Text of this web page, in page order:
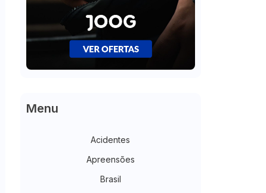
Menu
Acidentes
Apreensões
Brasil